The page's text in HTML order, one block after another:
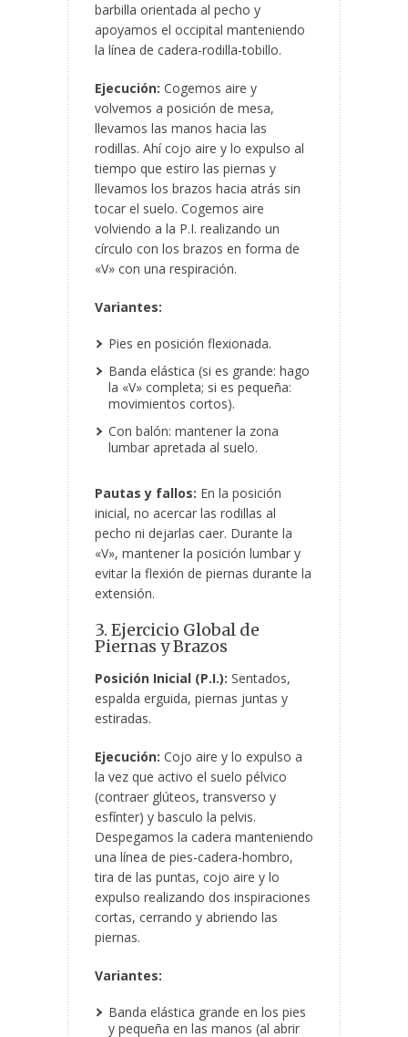
barbilla orientada al pecho y
apoyamos el occipital manteniendo
la línea de cadera-rodilla-tobillo.
Ejecución: Cogemos aire y
volvemos a posición de mesa,
llevamos las manos hacia las
rodillas. Ahí cojo aire y lo expulso al
tiempo que estiro las piernas y
llevamos los brazos hacia atrás sin
tocar el suelo. Cogemos aire
volviendo a la P.I. realizando un
círculo con los brazos en forma de
«V» con una respiración.
Variantes:
Pies en posición flexionada.
Banda elástica (si es grande: hago
la «V» completa; si es pequeña:
movimientos cortos).
Con balón: mantener la zona
lumbar apretada al suelo.
Pautas y fallos: En la posición
inicial, no acercar las rodillas al
pecho ni dejarlas caer. Durante la
«V», mantener la posición lumbar y
evitar la flexión de piernas durante la
extensión.
3. Ejercicio Global de
Piernas y Brazos
Posición Inicial (P.I.): Sentados,
espalda erguida, piernas juntas y
estiradas.
Ejecución: Cojo aire y lo expulso a
la vez que activo el suelo pélvico
(contraer glúteos, transverso y
esfínter) y basculo la pelvis.
Despegamos la cadera manteniendo
una línea de pies-cadera-hombro,
tira de las puntas, cojo aire y lo
expulso realizando dos inspiraciones
cortas, cerrando y abriendo las
piernas.
Variantes:
Banda elástica grande en los pies
y pequeña en las manos (al abrir